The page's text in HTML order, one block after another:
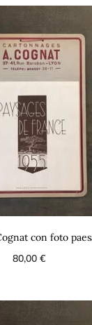
con foto
80,00€